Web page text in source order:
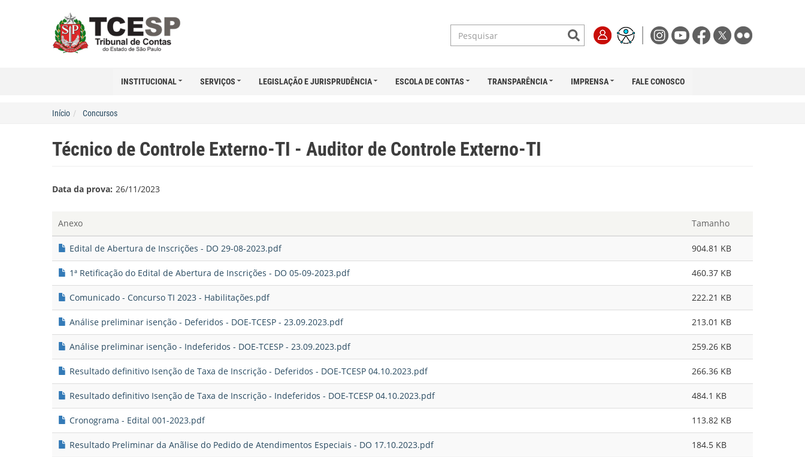
INSTITUCIONAL SERVIÇOS LEGISLAÇÃO E JURISPRUDÊNCIA ESCOLA DE CONTAS TRANSPARÊNCIA IMPRENSA FALE CONOSCO
Início Concursos
Técnico de Controle Externo-TI - Auditor de Controle Externo-TI
Data da prova: 26/11/2023
Anexo Tamanho
Edital de Abertura de Inscrições - DO 29-08-2023.pdf 904.81 KB
1ª Retificação do Edital de Abertura de Inscrições - DO 05-09-2023.pdf 460.37 KB
Comunicado - Concurso TI 2023 - Habilitações.pdf 222.21 KB
Análise preliminar isenção - Deferidos - DOE-TCESP - 23.09.2023.pdf 213.01 KB
Análise preliminar isenção - Indeferidos - DOE-TCESP - 23.09.2023.pdf 259.26 KB
Resultado definitivo Isenção de Taxa de Inscrição - Deferidos - DOE-TCESP 04.10.2023.pdf 266.36 KB
Resultado definitivo Isenção de Taxa de Inscrição - Indeferidos - DOE-TCESP 04.10.2023.pdf 484.1 KB
Cronograma - Edital 001-2023.pdf 113.82 KB
Resultado Preliminar da Anãlise do Pedido de Atendimentos Especiais - DO 17.10.2023.pdf 184.5 KB